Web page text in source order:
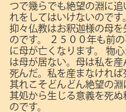
つで幾らでも絶望の淵に追
れをしてはいけないのです
抑々仏教はお釈迦様の母
のです。
２５００年も前
に母が亡くなります。
物
は母が居ない。母は私を産
死んだ。私を産まなければ
其れこそどんどん絶望の淵
其処から生じる意義を死
のです。